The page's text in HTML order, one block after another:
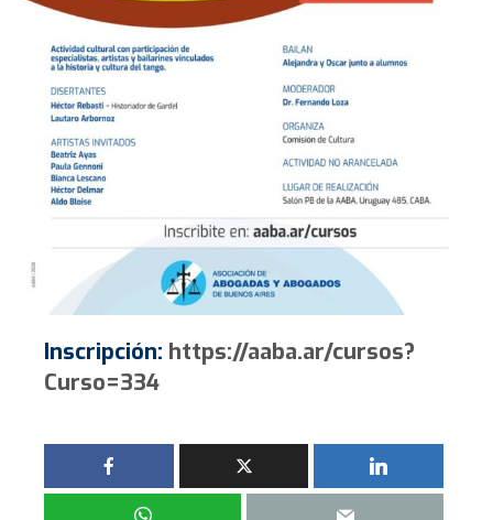
Inscripción: https://aaba.ar/cursos?
Curso=334